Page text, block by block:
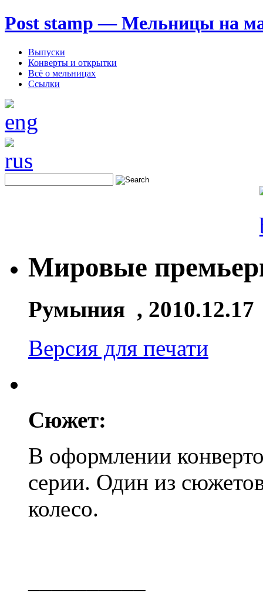
Post stamp — Мельницы на
Выпуски
Конверты и открытки
Всё о мельницах
Ссылки
Мировые
Румыния , 2010.12.17
Версия для печати
Сюжет:
В оформлении
серии. Один из
колесо.